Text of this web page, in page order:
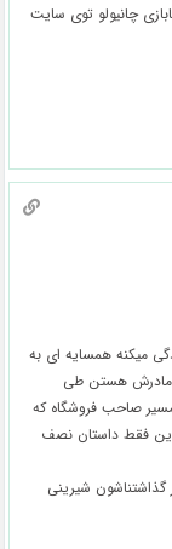
میشه فیلم من با یک انتی فن ازدواج کردم 2016 بابازی چانیولو توی سایت
میکنه همسایه ای به
مادرش هستن طی
صاحب فروشگاه که
فقط داستان نصف
شیرینی